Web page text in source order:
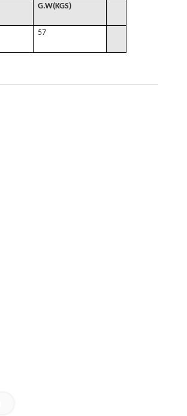
G.W(KGS)
57